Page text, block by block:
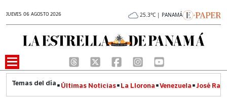
JUEVES 06 AGOSTO 2026 25.3°C | PANAMÁ
Últimas Noticias La Llorona Venezuela José